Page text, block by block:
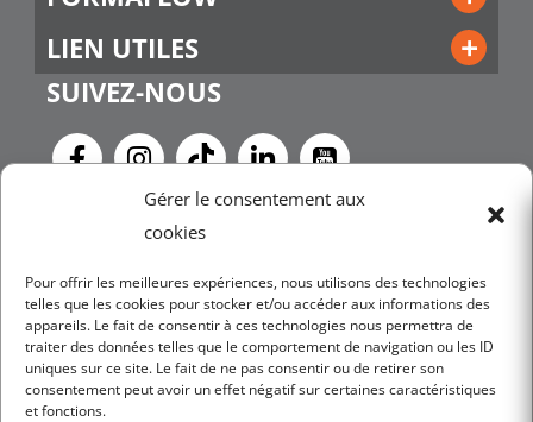
Gérer le consentement aux
cookies
Pour offrir les meilleures expériences, nous utilisons des technologies
telles que les cookies pour stocker et/ou accéder aux informations des
appareils. Le fait de consentir à ces technologies nous permettra de
traiter des données telles que le comportement de navigation ou les ID
uniques sur ce site. Le fait de ne pas consentir ou de retirer son
consentement peut avoir un effet négatif sur certaines caractéristiques
et fonctions.
LIEN UTILES
SUIVEZ-NOUS
NEWSLETTER
JE M'INSCRIS